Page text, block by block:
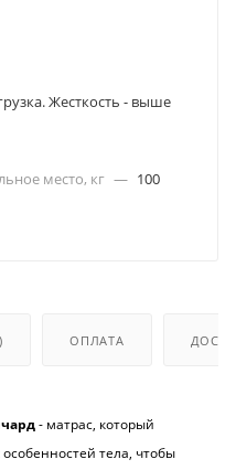
Жесткость - выше
место, кг — 100
ОПЛАТА
- матрас, который
тела, чтобы